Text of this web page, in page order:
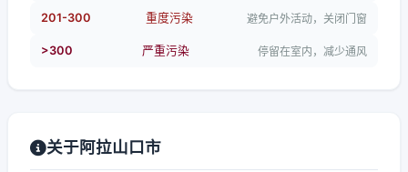
201-300 重度污染 避免户外活动，关闭门窗
>300 严重污染 停留在室内，减少通风
关于阿拉山口市